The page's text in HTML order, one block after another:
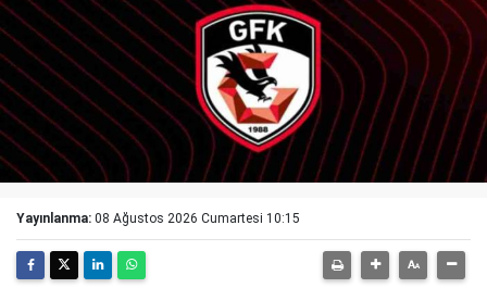
Yayınlanma: 08 Ağustos 2026 Cumartesi 10:15